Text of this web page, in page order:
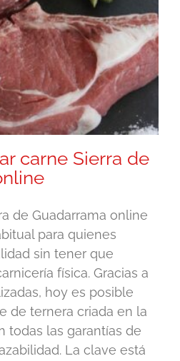
carne Sierra de
de Guadarrama online
para quienes
sin tener que
física. Gracias a
hoy es posible
de ternera criada en la
todas las garantías de
La clave está